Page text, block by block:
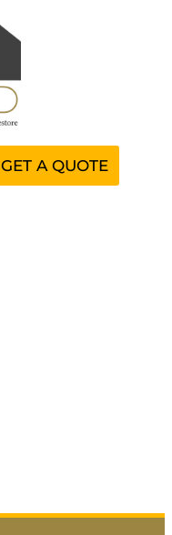
GET A QUOTE